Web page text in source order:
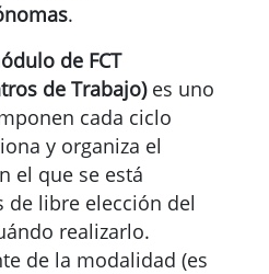
.
de FCT
de Trabajo)es uno
cada ciclo
y organiza el
el que se está
de libre elección del
realizarlo.
de la modalidad (es